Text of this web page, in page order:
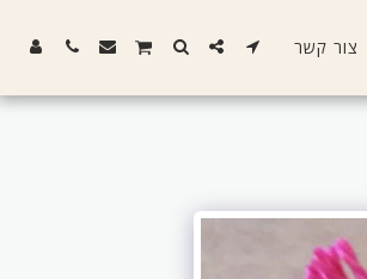
צור קשר